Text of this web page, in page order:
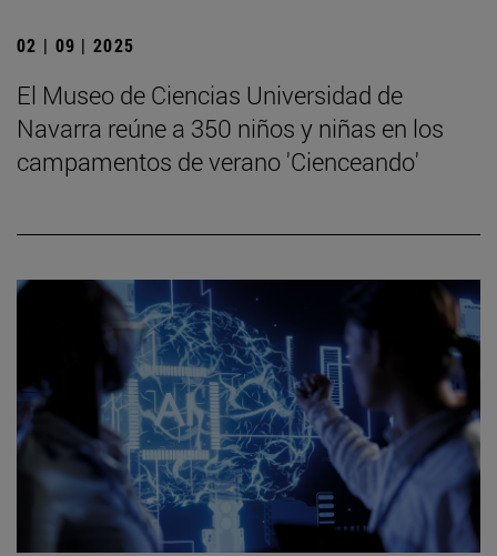
02 | 09 | 2025
El Museo de Ciencias Universidad de
Navarra reúne a 350 niños y niñas en los
campamentos de verano 'Cienceando'